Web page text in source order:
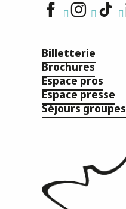
Billetterie
Brochures
Espace pros
Espace presse
Séjours groupes